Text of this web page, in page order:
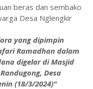
beras dan sembako
Desa Nglengkir
yang dipimpin
Ramadhan dalam
digelar di Masjid
Desa
(18/3/2024)"